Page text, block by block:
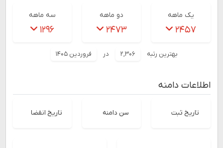
یک ماهه
۲۴۵۷
دو ماهه
۲۴۷۳
سه ماهه
۱۲۹۶
بهترین رتبه ۲,۳۰۶ در فروردین ۱۴۰۵
اطلاعات دامنه
تاریخ ثبت سن دامنه تاریخ انقضا